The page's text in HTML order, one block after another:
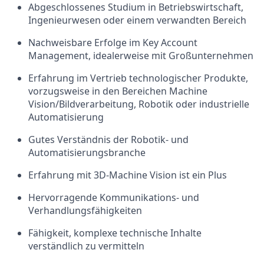
Abgeschlossenes Studium in Betriebswirtschaft,
Ingenieurwesen oder einem verwandten Bereich
Nachweisbare Erfolge im Key Account
Management, idealerweise mit Großunternehmen
Erfahrung im Vertrieb technologischer Produkte,
vorzugsweise in den Bereichen Machine
Vision/Bildverarbeitung, Robotik oder industrielle
Automatisierung
Gutes Verständnis der Robotik- und
Automatisierungsbranche
Erfahrung mit 3D-Machine Vision ist ein Plus
Hervorragende Kommunikations- und
Verhandlungsfähigkeiten
Fähigkeit, komplexe technische Inhalte
verständlich zu vermitteln